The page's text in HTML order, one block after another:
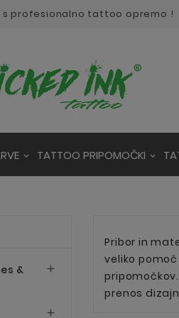
profesionalno tattoo opremo !
TATTOO PRIPOMOČKI
&


Pribor in
veliko
prenos